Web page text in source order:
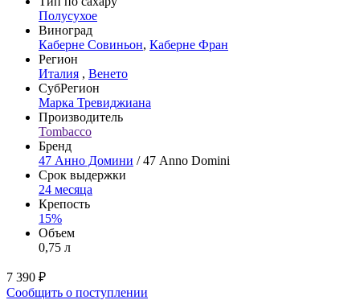
Полусухое
Виноград
Каберне Совиньон, Каберне Фран
Регион
Италия , Венето
СубРегион
Марка Тревиджиана
Производитель
Tombacco
Бренд
47 Анно Домини / 47 Anno Domini
Срок выдержки
24 месяца
Крепость
15%
Объем
0,75 л
7 390 ₽
Сообщить о поступлении